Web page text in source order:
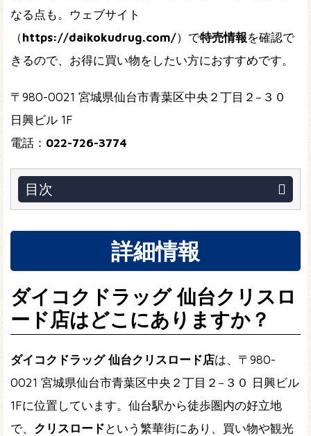
なる点も。ウェブサイト
（https://daikokudrug.com/）で特売情報を確認で
きるので、お得に買い物をしたい方におすすめです。
〒980-0021 宮城県仙台市青葉区中央２丁目２−３０
日興ビル 1F
電話： 022-726-3774
目次
詳細情報
ダイコクドラッグ 仙台クリスロ
ード店はどこにありますか？
ダイコクドラッグ 仙台クリスロード店は、〒980-
0021 宮城県仙台市青葉区中央２丁目２−３０ 日興ビル
1Fに位置しています。仙台駅から徒歩圏内の好立地
で、 クリスロード という繁華街にあり、買い物や観光